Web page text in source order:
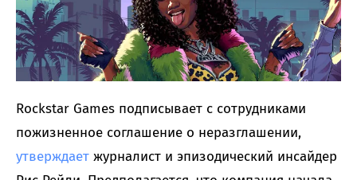
Rockstar Games подписывает с сотрудниками
пожизненное соглашение о неразглашении,
утверждает журналист и эпизодический инсайдер